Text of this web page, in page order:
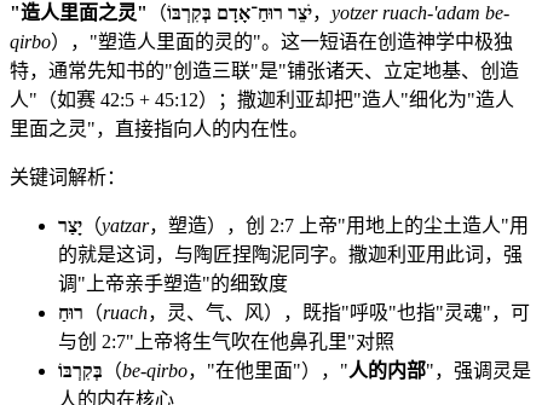
"造人里面之灵" （יֹצֵר רוּחַ־אָדָם בְּקִרְבּוֹ， yotzer ruach-'adam be-
qirbo），"塑造人里面的灵的"。这一短语在创造神学中极独
特，通常先知书的"创造三联"是"铺张诸天、立定地基、创造
人"（如赛 42:5 + 45:12）；撒迦利亚却把"造人"细化为"造人
里面之灵"，直接指向人的内在性。
关键词解析：
יָצַר （yatzar，塑造），创 2:7 上帝"用地上的尘土造人"用
的就是这词，与陶匠捏陶泥同字。撒迦利亚用此词，强
调"上帝亲手塑造"的细致度
רוּחַ （ruach，灵、气、风），既指"呼吸"也指"灵魂"，可
与创 2:7"上帝将生气吹在他鼻孔里"对照
בְּקִרְבּוֹ （be-qirbo，"在他里面"），"人的内部"，强调灵是
人的内在核心